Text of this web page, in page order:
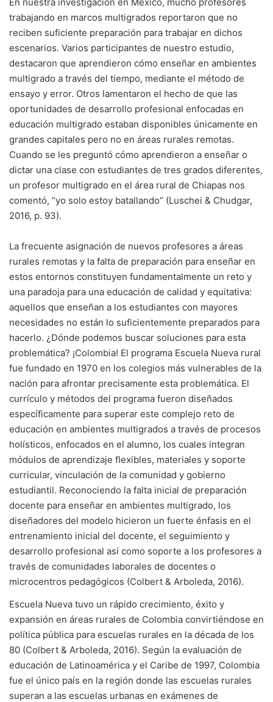
En nuestra investigación en México, mucho profesores
trabajando en marcos multigrados reportaron que no
reciben suficiente preparación para trabajar en dichos
escenarios. Varios participantes de nuestro estudio,
destacaron que aprendieron cómo enseñar en ambientes
multigrado a través del tiempo, mediante el método de
ensayo y error. Otros lamentaron el hecho de que las
oportunidades de desarrollo profesional enfocadas en
educación multigrado estaban disponibles únicamente en
grandes capitales pero no en áreas rurales remotas.
Cuando se les preguntó cómo aprendieron a enseñar o
dictar una clase con estudiantes de tres grados diferentes,
un profesor multigrado en el área rural de Chiapas nos
comentó, “yo solo estoy batallando” (Luschei & Chudgar,
2016, p. 93).
La frecuente asignación de nuevos profesores a áreas
rurales remotas y la falta de preparación para enseñar en
estos entornos constituyen fundamentalmente un reto y
una paradoja para una educación de calidad y equitativa:
aquellos que enseñan a los estudiantes con mayores
necesidades no están lo suficientemente preparados para
hacerlo. ¿Dónde podemos buscar soluciones para esta
problemática? ¡Colombia! El programa Escuela Nueva rural
fue fundado en 1970 en los colegios más vulnerables de la
nación para afrontar precisamente esta problemática. El
currículo y métodos del programa fueron diseñados
específicamente para superar este complejo reto de
educación en ambientes multigrados a través de procesos
holísticos, enfocados en el alumno, los cuales integran
módulos de aprendizaje flexibles, materiales y soporte
curricular, vinculación de la comunidad y gobierno
estudiantil. Reconociendo la falta inicial de preparación
docente para enseñar en ambientes multigrado, los
diseñadores del modelo hicieron un fuerte énfasis en el
entrenamiento inicial del docente, el seguimiento y
desarrollo profesional así como soporte a los profesores a
través de comunidades laborales de docentes o
microcentros pedagógicos (Colbert & Arboleda, 2016).
Escuela Nueva tuvo un rápido crecimiento, éxito y
expansión en áreas rurales de Colombia convirtiéndose en
política pública para escuelas rurales en la década de los
80 (Colbert & Arboleda, 2016). Según la evaluación de
educación de Latinoamérica y el Caribe de 1997, Colombia
fue el único país en la región donde las escuelas rurales
superan a las escuelas urbanas en exámenes de